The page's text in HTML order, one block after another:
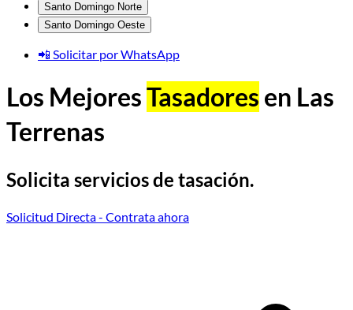
Santo Domingo Norte
Santo Domingo Oeste
📲 Solicitar por WhatsApp
Los MejoresTasadores en Las
Terrenas
Solicita servicios de tasación.
Solicitud Directa- Contrata ahora